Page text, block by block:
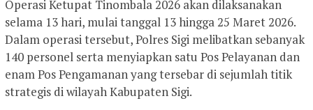
Operasi Ketupat Tinombala 2026 akan dilaksanakan
selama 13 hari, mulai tanggal 13 hingga 25 Maret 2026.
Dalam operasi tersebut, Polres Sigi melibatkan sebanyak
140 personel serta menyiapkan satu Pos Pelayanan dan
enam Pos Pengamanan yang tersebar di sejumlah titik
strategis di wilayah Kabupaten Sigi.